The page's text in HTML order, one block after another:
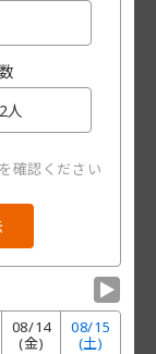
確認ください
▼
08/14
(金)
08/15
(土)